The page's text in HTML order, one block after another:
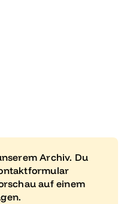
Archiv. Du
auf einem